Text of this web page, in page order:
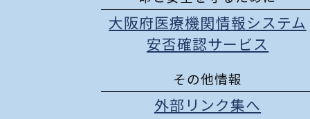
大阪府医療機関情報システム
安否確認サービス
その他情報
外部リンク集へ